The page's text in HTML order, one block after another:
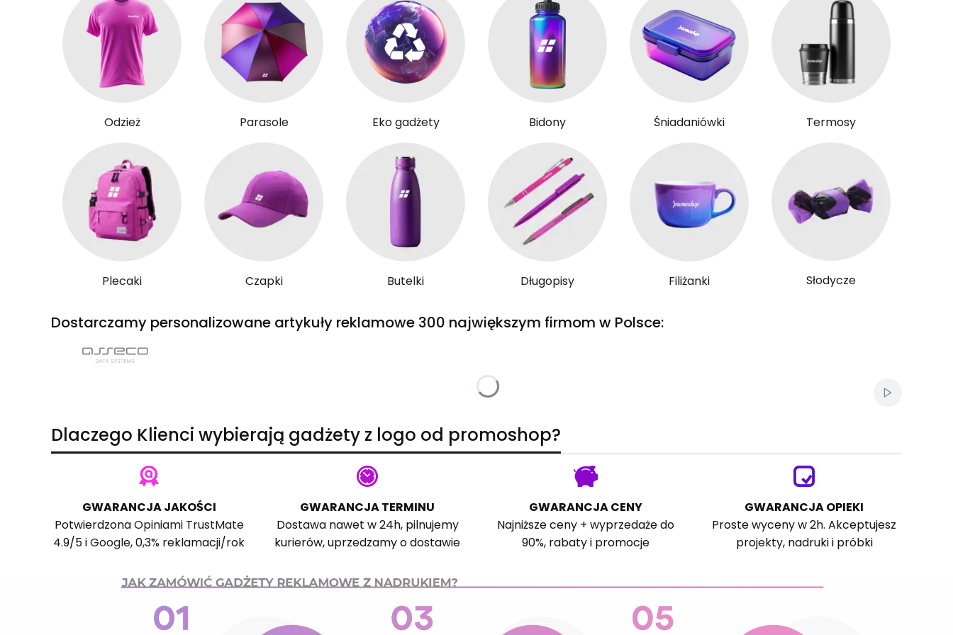
Odzież Parasole Eko gadżety Bidony Śniadaniówki Termosy
Plecaki Czapki Butelki Długopisy Filiżanki Słodycze
Dostarczamy personalizowane artykuły reklamowe 300 największym firmom w Polsce:
Włącz
Dlaczego Klienci wybierają gadżety z logo od promoshop?
GWARANCJA JAKOŚCI
PotwierdzonaOpiniami TrustMate
4.9/5 iGoogle, 0,3% reklamacji/rok
GWARANCJA TERMINU
Dostawa nawet w 24h, pilnujemy
kurierów, uprzedzamy o dostawie
GWARANCJA CENY
Najniższe ceny + wyprzedaże do
90%, rabaty i promocje
GWARANCJA OPIEKI
Proste wyceny w 2h. Akceptujesz
projekty, nadruki i próbki